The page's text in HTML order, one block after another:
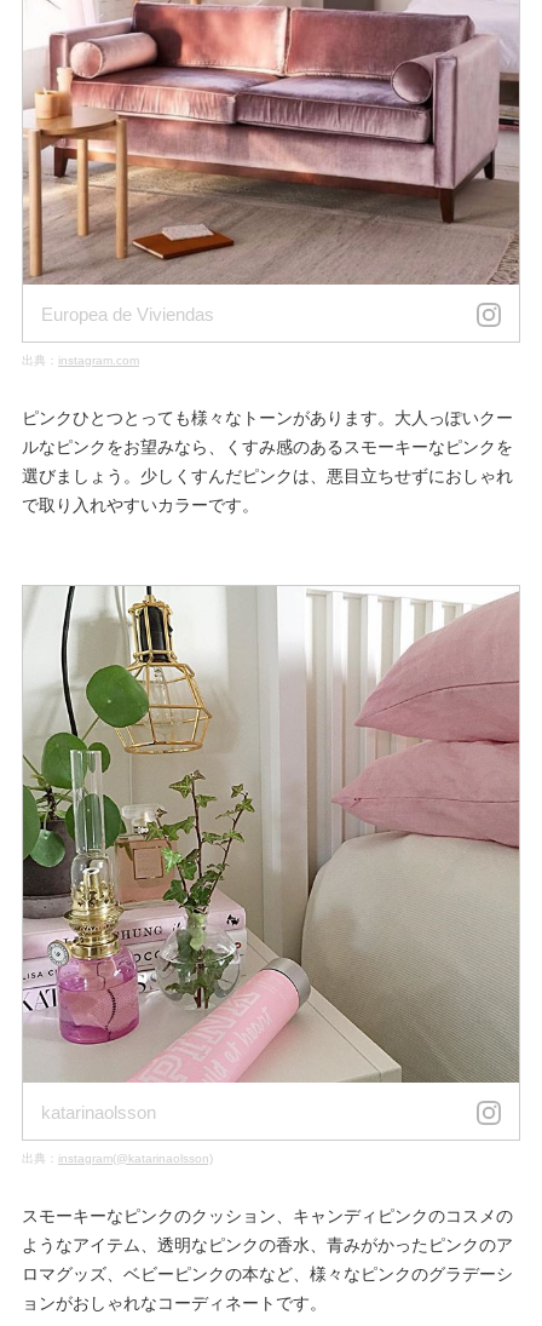
Europea de Viviendas
出典： instagram.com
ピンクひとつとっても様々なトーンがあります。大人っぽいクー
ルなピンクをお望みなら、くすみ感のあるスモーキーなピンクを
選びましょう。少しくすんだピンクは、悪目立ちせずにおしゃれ
で取り入れやすいカラーです。
katarinaolsson
出典： instagram(@katarinaolsson)
スモーキーなピンクのクッション、キャンディピンクのコスメの
ようなアイテム、透明なピンクの香水、青みがかったピンクのア
ロマグッズ、ベビーピンクの本など、様々なピンクのグラデーシ
ョンがおしゃれなコーディネートです。